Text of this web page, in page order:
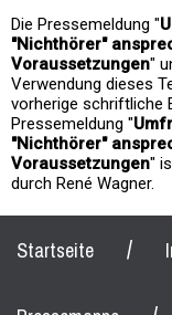
Die Pressemeldung "
"Nichthörer"
Voraussetzungen"
Verwendung dieses
vorherige schriftliche
Pressemeldung "
"Nichthörer"
Voraussetzungen"
durch René Wagner.
Startseite /